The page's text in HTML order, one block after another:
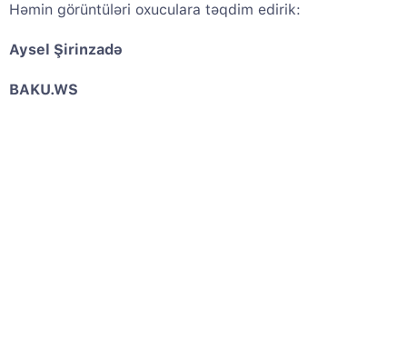
Həmin görüntüləri oxuculara təqdim edirik:
Aysel Şirinzadə
BAKU.WS